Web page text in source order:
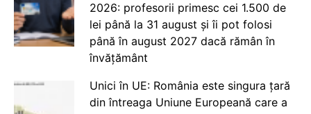
2026: profesorii primesc cei 1.500 de
lei până la 31 august și îi pot folosi
până în august 2027 dacă rămân în
învățământ
Unici în UE: România este singura țară
din întreaga Uniune Europeană care a